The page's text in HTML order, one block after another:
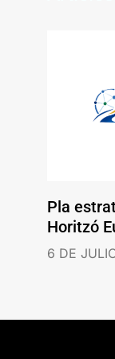
Pla
Horitzó
6 DE